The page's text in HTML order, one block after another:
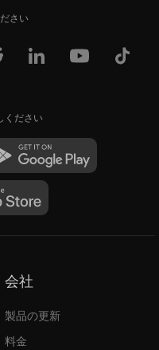
さい
ください
会社
製品の更新
料金